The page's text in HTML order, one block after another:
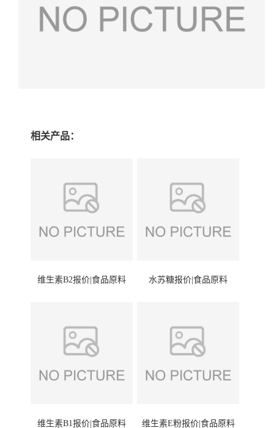
相关产品：
维生素B2报价|食品原料 水苏糖报价|食品原料
维生素B1报价|食品原料 维生素E粉报价|食品原料